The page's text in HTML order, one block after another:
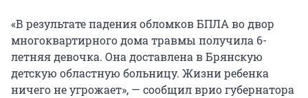
«В результате падения обломков БПЛА во двор
многоквартирного дома травмы получила 6-
летняя девочка. Она доставлена в Брянскую
детскую областную больницу. Жизни ребенка
ничего не угрожает», — сообщил врио губернатора